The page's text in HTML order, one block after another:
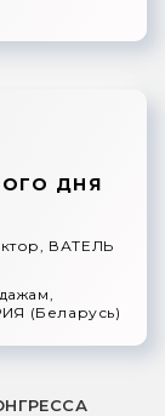
ДНЯ
ВАТЕЛЬ
(Беларусь)